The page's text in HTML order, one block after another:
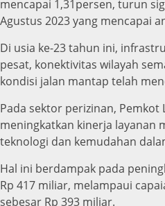
mencapai 1,31persen, turun
Agustus 2023 yang mencapai
Di usia ke-23 tahun ini,
pesat, konektivitas wilayah
kondisi jalan mantap telah
Pada sektor perizinan, Pemkot
meningkatkan kinerja layanan
teknologi dan kemudahan
Hal ini berdampak pada
Rp 417 miliar, melampaui
sebesar Rp 393 miliar.